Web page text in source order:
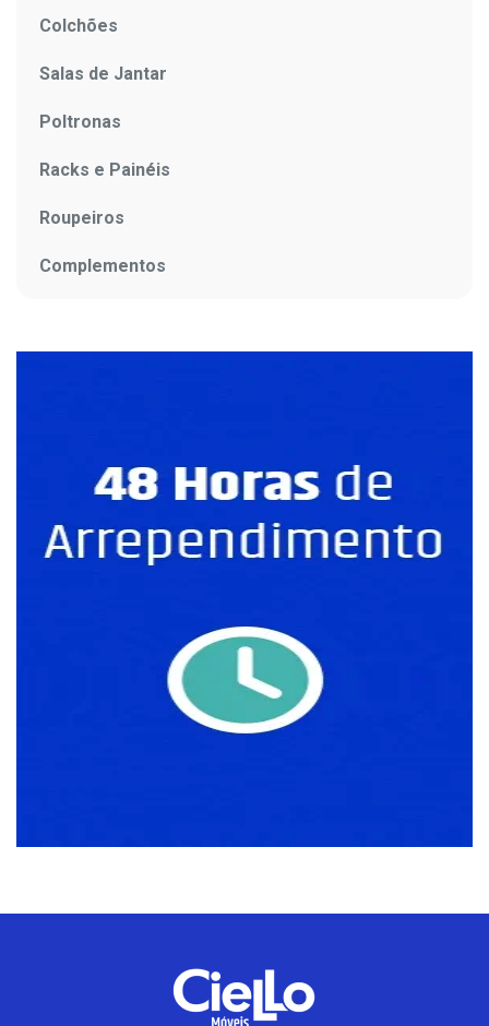
Colchões
Salas de Jantar
Poltronas
Racks e Painéis
Roupeiros
Complementos